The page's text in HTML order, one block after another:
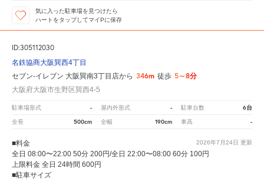
気に入った駐車場を見つけたら
ハートをタップしてマイPに保存
ID:305112030
名鉄協商大阪巽西4丁目
セブン-イレブン 大阪巽南3丁目店から 346m 徒歩 5～8分
大阪府大阪市生野区巽西4-5
駐車場形式 - 屋内外形式 - 駐車台数 6台
全長 500cm 全幅 190cm 車高 -
2026年7月24日 更新
■料金
全日 08:00〜22:00 50分 200円/全日 22:00〜08:00 60分 100円
上限料金 全日 24時間 600円
■駐車サイズ